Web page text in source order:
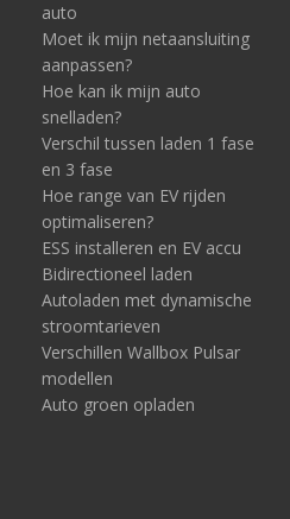
auto
Moet ik mijn netaansluiting
aanpassen?
Hoe kan ik mijn auto
snelladen?
Verschil tussen laden 1 fase
en 3 fase
Hoe range van EV rijden
optimaliseren?
ESS installeren en EV accu
Bidirectioneel laden
Autoladen met dynamische
stroomtarieven
Verschillen Wallbox Pulsar
modellen
Auto groen opladen